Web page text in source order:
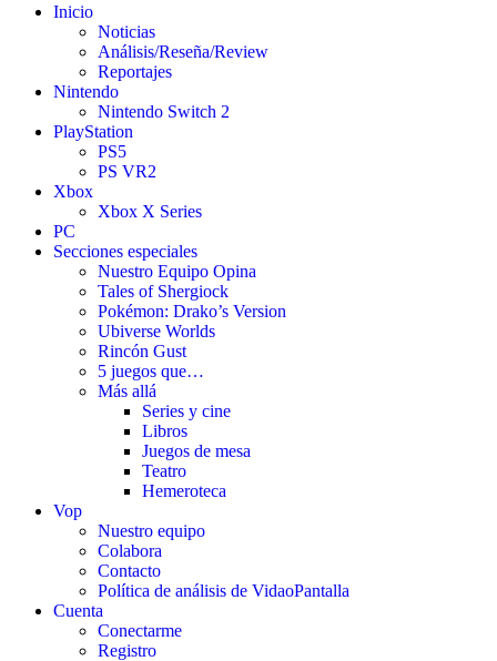
Inicio
Noticias
Análisis/Reseña/Review
Reportajes
Nintendo
Nintendo Switch 2
PlayStation
PS5
PS VR2
Xbox
Xbox X Series
PC
Secciones especiales
Nuestro Equipo Opina
Tales of Shergiock
Pokémon: Drako’s Version
Ubiverse Worlds
Rincón Gust
5 juegos que…
Más allá
Series y cine
Libros
Juegos de mesa
Teatro
Hemeroteca
Vop
Nuestro equipo
Colabora
Contacto
Política de análisis de VidaoPantalla
Cuenta
Conectarme
Registro